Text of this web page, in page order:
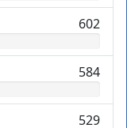
602
584
529